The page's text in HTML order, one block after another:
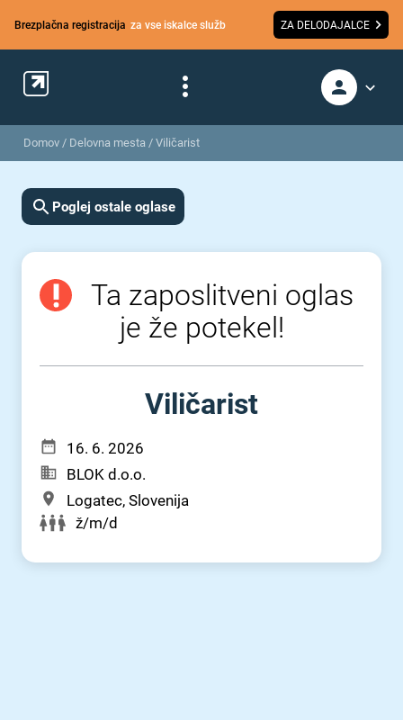
Brezplačna registracija za vse iskalce služb ZA DELODAJALCE
Domov / Delovna mesta / Viličarist
Poglej ostale oglase
Ta zaposlitveni oglas
je že potekel!
Viličarist
16. 6. 2026
BLOK d.o.o.
Logatec, Slovenija
ž/m/d